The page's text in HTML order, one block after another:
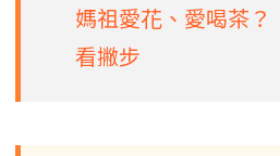
媽祖愛花、愛喝茶
看撇步